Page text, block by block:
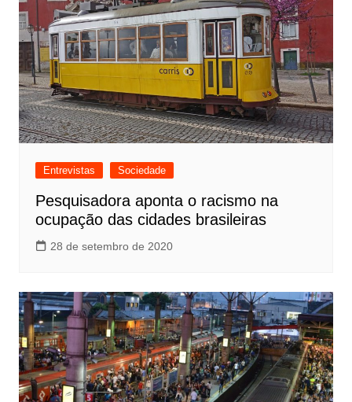
Entrevistas Sociedade
Pesquisadora aponta o racismo na
ocupação das cidades brasileiras
28 de setembro de 2020